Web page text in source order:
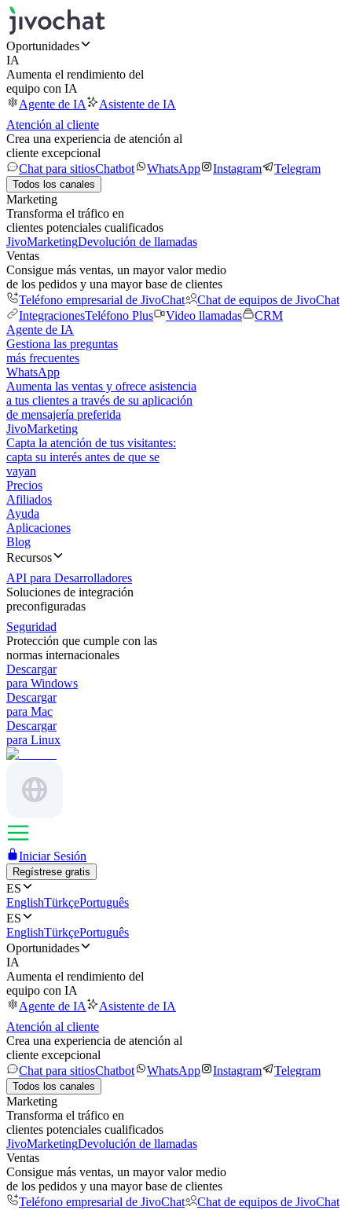
Oportunidades
IA
Aumenta el rendimiento del
equipo con IA
Agente de IA
Asistente de IA
Atención al cliente
Crea una experiencia de atención al
cliente excepcional
Chat para sitiosChatbot WhatsApp Instagram Telegram
Todos los canales
Marketing
Transforma el tráfico en
clientes potenciales cualificados
JivoMarketingDevolución de llamadas
Ventas
Consigue más ventas, un mayor valor medio
de los pedidos y una mayor base de clientes
Teléfono empresarial de JivoChat
Chat de equipos de JivoChat
IntegracionesTeléfono Plus Video llamadas
CRM
Agente de IA
Gestiona las preguntas
más frecuentes
WhatsApp
Aumenta las ventas y ofrece asistencia
a tus clientes a través de su aplicación
de mensajería preferida
JivoMarketing
Capta la atención de tus visitantes:
capta su interés antes de que se
vayan
Precios
Afiliados
Ayuda
Aplicaciones
Blog
Recursos
API para Desarrolladores
Soluciones de integración
preconfiguradas
Seguridad
Protección que cumple con las
normas internacionales
Descargar
para Windows
Descargar
para Mac
Descargar
para Linux
Iniciar Sesión
Regístrese gratis
ES
EnglishTürkçePortuguês
ES
EnglishTürkçePortuguês
Oportunidades
IA
Aumenta el rendimiento del
equipo con IA
Agente de IA
Asistente de IA
Atención al cliente
Crea una experiencia de atención al
cliente excepcional
Chat para sitiosChatbot WhatsApp Instagram Telegram
Todos los canales
Marketing
Transforma el tráfico en
clientes potenciales cualificados
JivoMarketingDevolución de llamadas
Ventas
Consigue más ventas, un mayor valor medio
de los pedidos y una mayor base de clientes
Teléfono empresarial de JivoChat
Chat de equipos de JivoChat